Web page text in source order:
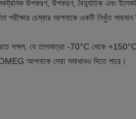
উপকরণ, উপকরণ, বৈদ্যুতিক এবং
পরীক্ষার চেম্বার আপনাকে একটি নিখুঁত সমাধান
সক্ষম, যে তাপমাত্রা -70°C থেকে
আপনাকে সেরা সমাধানও দিতে পারে।